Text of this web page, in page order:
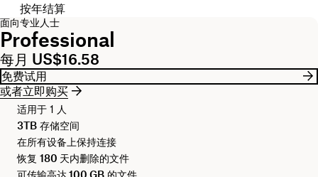
按年结算
面向专业人士
Professional
每月 US$16.58
免费试用
或者立即购买
适用于 1 人
3TB 存储空间
在所有设备上保持连接
恢复 180 天内删除的文件
可传输高达100 GB 的文件